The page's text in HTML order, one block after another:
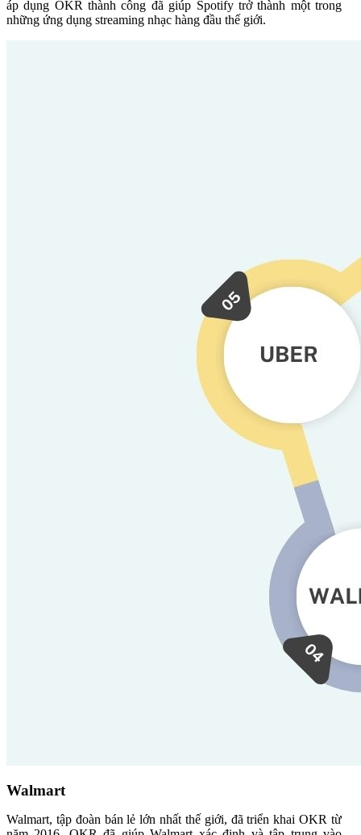
áp dụng OKR thành công đã giúp Spotify trở thành một trong
những ứng dụng streaming nhạc hàng đầu thế giới.
Walmart
Walmart, tập đoàn bán lẻ lớn nhất thế giới, đã triển khai OKR từ